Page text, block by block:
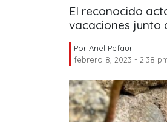
El reconocido
vacaciones junto
Por Ariel Pefaur
febrero 8, 2023 - 2:38